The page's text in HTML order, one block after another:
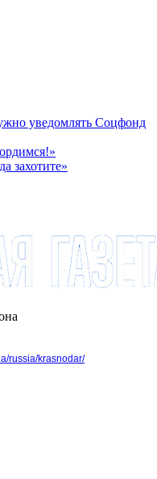
уведомлять Соцфонд
захотите»
russia/krasnodar/